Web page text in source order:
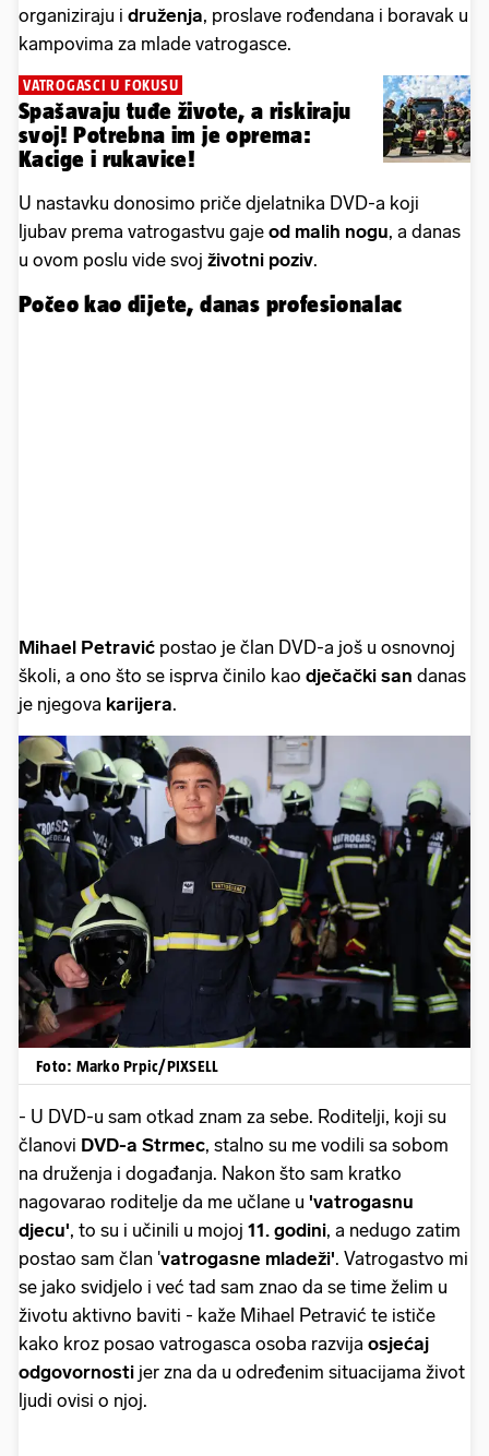
organiziraju i druženja, proslave rođendana i boravak u
kampovima za mlade vatrogasce.
VATROGASCI U FOKUSU
Spašavaju tuđe živote, a riskiraju
svoj! Potrebna im je oprema:
Kacige i rukavice!
U nastavku donosimo priče djelatnika DVD-a koji
ljubav prema vatrogastvu gaje od malih nogu, a danas
u ovom poslu vide svoj životni poziv.
Počeo kao dijete, danas profesionalac
Mihael Petravić postao je član DVD-a još u osnovnoj
školi, a ono što se isprva činilo kao dječački san danas
je njegova karijera.
Foto: Marko Prpic/PIXSELL
- U DVD-u sam otkad znam za sebe. Roditelji, koji su
članovi DVD-a Strmec, stalno su me vodili sa sobom
na druženja i događanja. Nakon što sam kratko
nagovarao roditelje da me učlane u 'vatrogasnu
djecu', to su i učinili u mojoj 11. godini, a nedugo zatim
postao sam član 'vatrogasne mladeži'. Vatrogastvo mi
se jako svidjelo i već tad sam znao da se time želim u
životu aktivno baviti - kaže Mihael Petravić te ističe
kako kroz posao vatrogasca osoba razvija osjećaj
odgovornosti jer zna da u određenim situacijama život
ljudi ovisi o njoj.